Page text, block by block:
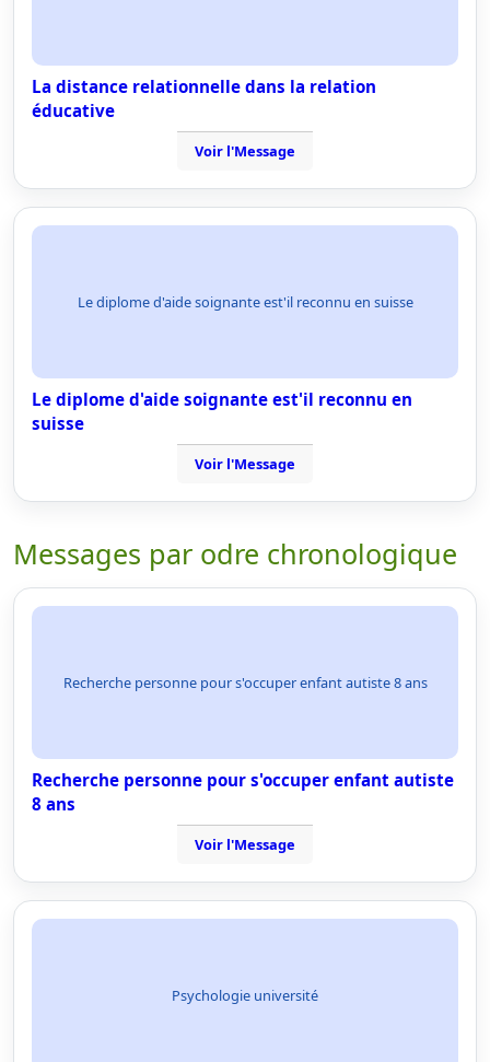
La distance relationnelle dans la relation
éducative
Voir l'Message
Le diplome d'aide soignante est'il reconnu en suisse
Le diplome d'aide soignante est'il reconnu en
suisse
Voir l'Message
Messages par odre chronologique
Recherche personne pour s'occuper enfant autiste 8 ans
Recherche personne pour s'occuper enfant autiste
8 ans
Voir l'Message
Psychologie université